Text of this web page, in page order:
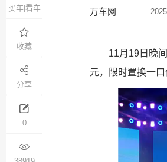
万车网
买车|看车
收藏
分享
0
11月19日晚
元，限时置换一口